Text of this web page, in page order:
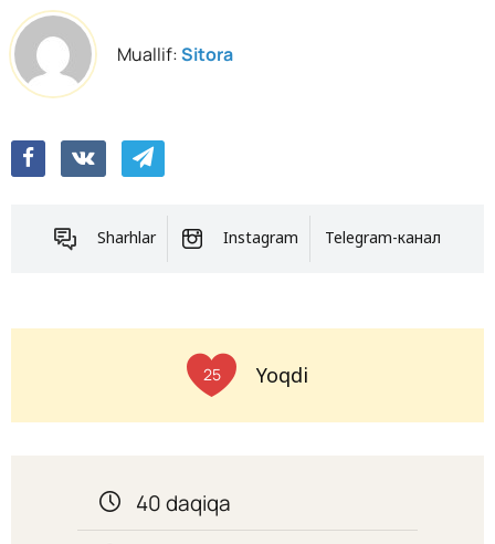
Muallif:Sitora
Sharhlar Instagram Telegram-канал
25 Yoqdi
40 daqiqa